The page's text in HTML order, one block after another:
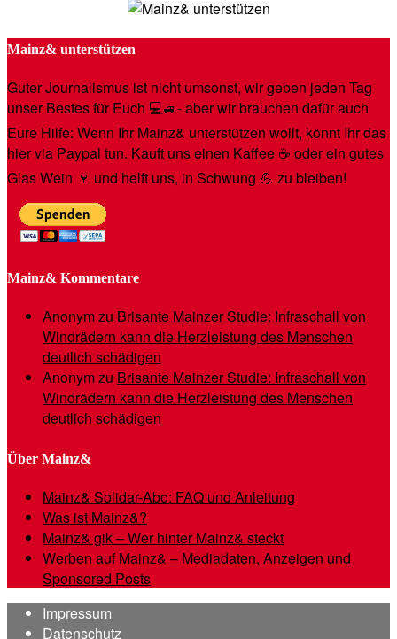
Mainz& unterstützen
Guter Journalismus ist nicht umsonst, wir geben jeden Tag
unser Bestes für Euch 💻🚙- aber wir brauchen dafür auch
Eure Hilfe: Wenn Ihr Mainz& unterstützen wollt, könnt Ihr das
hier via Paypal tun. Kauft uns einen Kaffee ☕️ oder ein gutes
Glas Wein 🍷 und helft uns, in Schwung 💪 zu bleiben!
Mainz& Kommentare
Anonymzu Brisante Mainzer Studie: Infraschall von
Windrädern kann die Herzleistung des Menschen
deutlich schädigen
Anonymzu Brisante Mainzer Studie: Infraschall von
Windrädern kann die Herzleistung des Menschen
deutlich schädigen
Über Mainz&
Mainz& Solidar-Abo: FAQ und Anleitung
Was ist Mainz&?
Mainz& gik – Wer hinter Mainz& steckt
Werben auf Mainz& – Mediadaten, Anzeigen und
Sponsored Posts
Impressum
Datenschutz